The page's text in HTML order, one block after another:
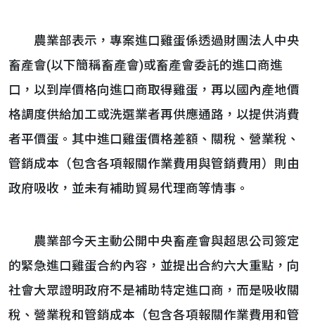
農業部表示，專案進口雞蛋係透過財團法人中央
畜產會(以下簡稱畜產會)或畜產會委託的進口商進
口，以到岸價格向進口商取得雞蛋，再以國內產地價
格調度供給加工或洗選業者再供應通路，以提供消費
者平價蛋。其中進口雞蛋價格差額、關稅、營業稅、
管銷成本（包含各項報關作業費用與管銷費用）則由
政府吸收，並未有補助貿易代理商等情事。
農業部今天主動公開中央畜產會與超思公司簽定
的緊急進口雞蛋合約內容，並提出合約六大重點，向
社會大眾證明政府不是補助特定進口商，而是吸收關
稅、營業稅和管銷成本（包含各項報關作業費用和管